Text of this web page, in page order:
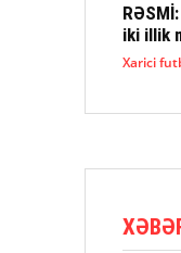
iki illik
Xarici